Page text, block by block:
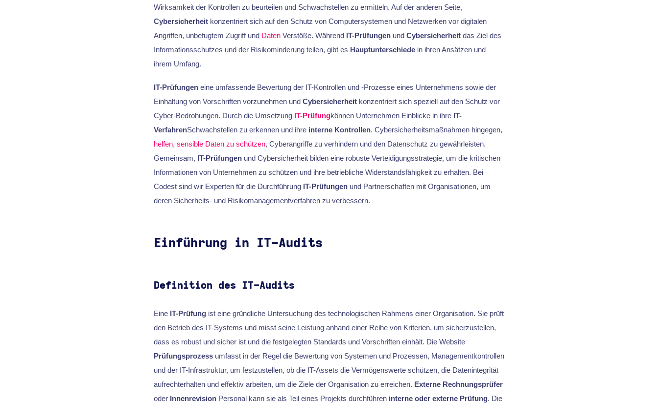
Wirksamkeit der Kontrollen zu beurteilen und Schwachstellen zu ermitteln. Auf der anderen Seite,
Cybersicherheitkonzentriert sich auf den Schutz von Computersystemen und Netzwerken vor digitalen
Angriffen, unbefugtem Zugriff und DatenVerstöße. Während IT-Prüfungenund Cybersicherheitdas Ziel des
Informationsschutzes und der Risikominderung teilen, gibt es Hauptunterschiedein ihren Ansätzen und
ihrem Umfang.
IT-Prüfungeneine umfassende Bewertung der IT-Kontrollen und -Prozesse eines Unternehmens sowie der
Einhaltung von Vorschriften vorzunehmen und Cybersicherheitkonzentriert sich speziell auf den Schutz vor
Cyber-Bedrohungen. Durch die Umsetzung IT-Prüfungkönnen Unternehmen Einblicke in ihre IT-
VerfahrenSchwachstellen zu erkennen und ihre interne Kontrollen. Cybersicherheitsmaßnahmen hingegen,
helfen, sensible Daten zu schützen, Cyberangriffe zu verhindern und den Datenschutz zu gewährleisten.
Gemeinsam, IT-Prüfungenund Cybersicherheit bilden eine robuste Verteidigungsstrategie, um die kritischen
Informationen von Unternehmen zu schützen und ihre betriebliche Widerstandsfähigkeit zu erhalten. Bei
Codest sind wir Experten für die Durchführung IT-Prüfungenund Partnerschaften mit Organisationen, um
deren Sicherheits- und Risikomanagementverfahren zu verbessern.
Einführung in IT-Audits
Definition des IT-Audits
Eine IT-Prüfungist eine gründliche Untersuchung des technologischen Rahmens einer Organisation. Sie prüft
den Betrieb des IT-Systems und misst seine Leistung anhand einer Reihe von Kriterien, um sicherzustellen,
dass es robust und sicher ist und die festgelegten Standards und Vorschriften einhält. Die Website
Prüfungsprozessumfasst in der Regel die Bewertung von Systemen und Prozessen, Managementkontrollen
und der IT-Infrastruktur, um festzustellen, ob die IT-Assets die Vermögenswerte schützen, die Datenintegrität
aufrechterhalten und effektiv arbeiten, um die Ziele der Organisation zu erreichen. Externe Rechnungsprüfer
oder InnenrevisionPersonal kann sie als Teil eines Projekts durchführen interne oder externe Prüfung. Die